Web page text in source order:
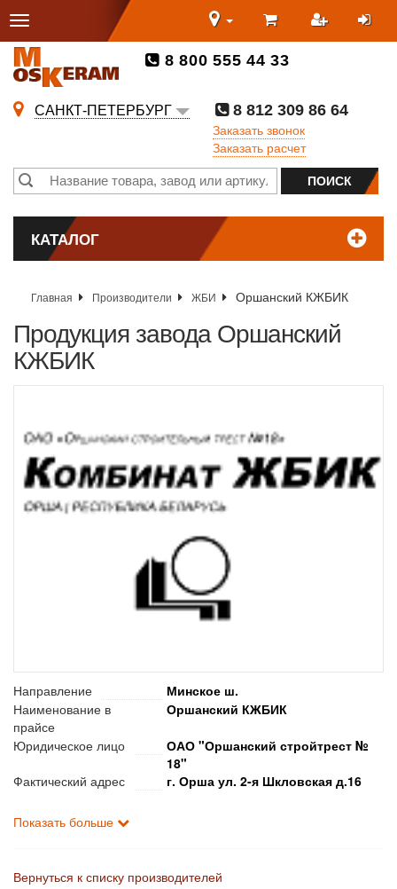
8 800 555 44 33
САНКТ-ПЕТЕРБУРГ
8 812 309 86 64
Заказать звонок
Заказать расчет
КАТАЛОГ
Главная Производители ЖБИ Оршанский КЖБИК
Продукция завода Оршанский
КЖБИК
Направление
Минское ш.
Наименование в
прайсе
Оршанский КЖБИК
Юридическое лицо
ОАО "Оршанский стройтрест №
18"
Фактический адрес
г. Орша ул. 2-я Шкловская д.16
Показать больше
Вернуться к списку производителей